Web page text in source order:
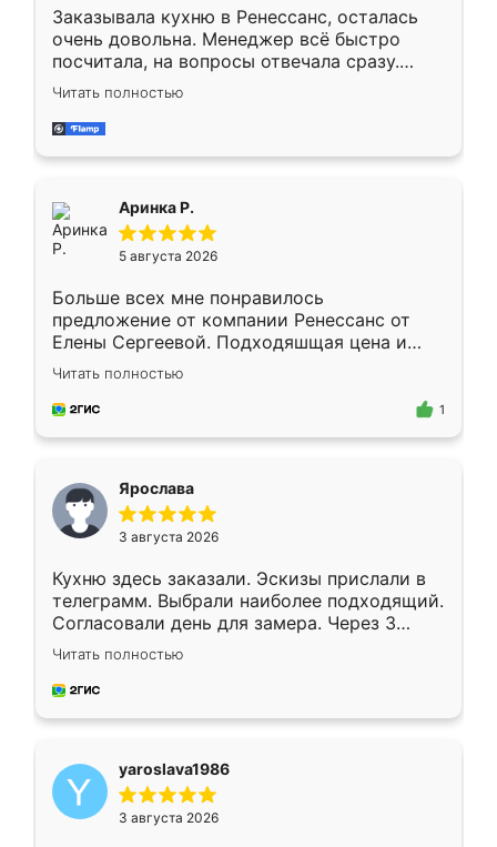
Заказывала кухню в Ренессанс, осталась
очень довольна. Менеджер всё быстро
посчитала, на вопросы отвечала сразу.
Замерщик приехал в субботу, подошёл к
делу со всей ответственностью. Собрали
за день, ребята работали аккуратно, даже
Читать полностью
Аринка Р.
5 августа 2026
Больше всех мне понравилось
предложение от компании Ренессанс от
Елены Сергеевой. Подходяшщая цена и
короткие сроки изготовления. Приехавший
для замера сотрудник Владислав
предложил по моему эскизу самый
Читать полностью
1
Ярослава
3 августа 2026
Кухню здесь заказали. Эскизы прислали в
телеграмм. Выбрали наиболее подходящий.
Согласовали день для замера. Через 3
недели кухня была уже готова. Остались
довольны работой. Спасибо Ренессанс
мебель за качественную работу!
Читать полностью
yaroslava1986
3 августа 2026